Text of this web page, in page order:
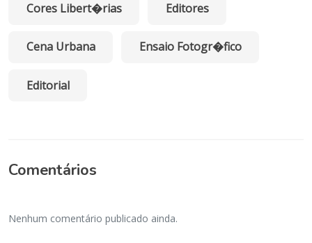
Cores Libert�rias Editores
Cena Urbana Ensaio Fotogr�fico
Editorial
Comentários
Nenhum comentário publicado ainda.